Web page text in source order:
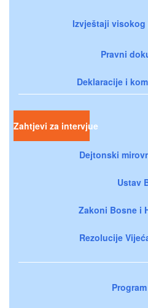
Izvještaji
Pravni
Deklaracije i
Zahtjevi za intervjue
Dejtonski
Ustav
Zakoni Bosne i
Rezolucije